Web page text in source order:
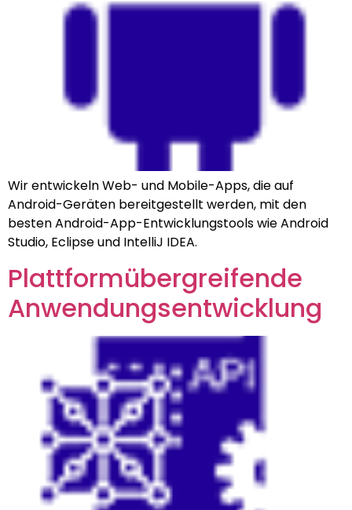
Wir entwickeln Web- und Mobile-Apps, die auf
Android-Geräten bereitgestellt werden, mit den
besten Android-App-Entwicklungstools wie Android
Studio, Eclipse und IntelliJ IDEA.
Plattformübergreifende
Anwendungsentwicklung